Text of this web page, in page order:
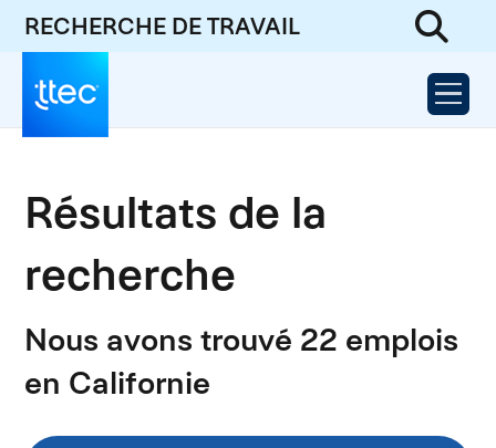
RECHERCHE DE TRAVAIL
Résultats de la
recherche
Nous avons trouvé 22 emplois
en Californie